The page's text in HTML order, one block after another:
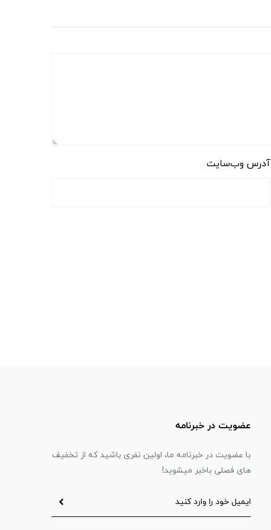
آدرس وب‌سایت
عضویت در خبرنامه
با عضویت در خبرنامه ما، اولین نفری باشید که از تخفیف
های فصلی باخبر میشوید!